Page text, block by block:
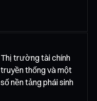
Thị trường tài chính
truyền thống và một
số nền tảng phái sinh